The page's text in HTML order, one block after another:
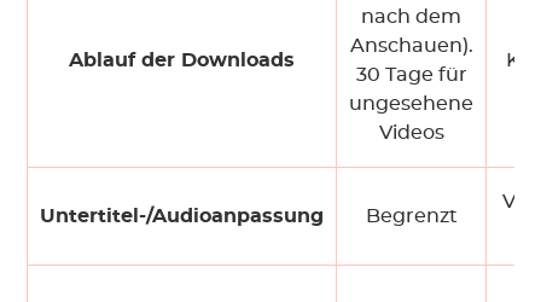
Ablauf der Downloads
nach dem
Anschauen).
30 Tage für
ungesehene
Videos
Untertitel-/Audioanpassung Begrenzt